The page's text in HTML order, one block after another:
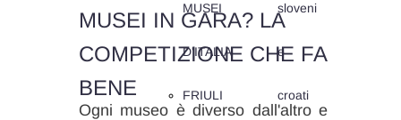
MUSEI
D'ITALIA
FRIULI
sloveni
e
croati
MUSEI IN GARA? LA
COMPETIZIONE CHE FA
BENE
Ogni museo è diverso dall'altro e